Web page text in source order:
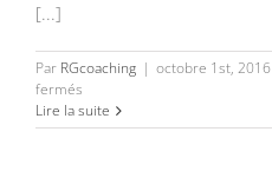
[...]
Par RGcoaching | octobre 1st, 2016
fermés
WORKOUT
Lire la suite